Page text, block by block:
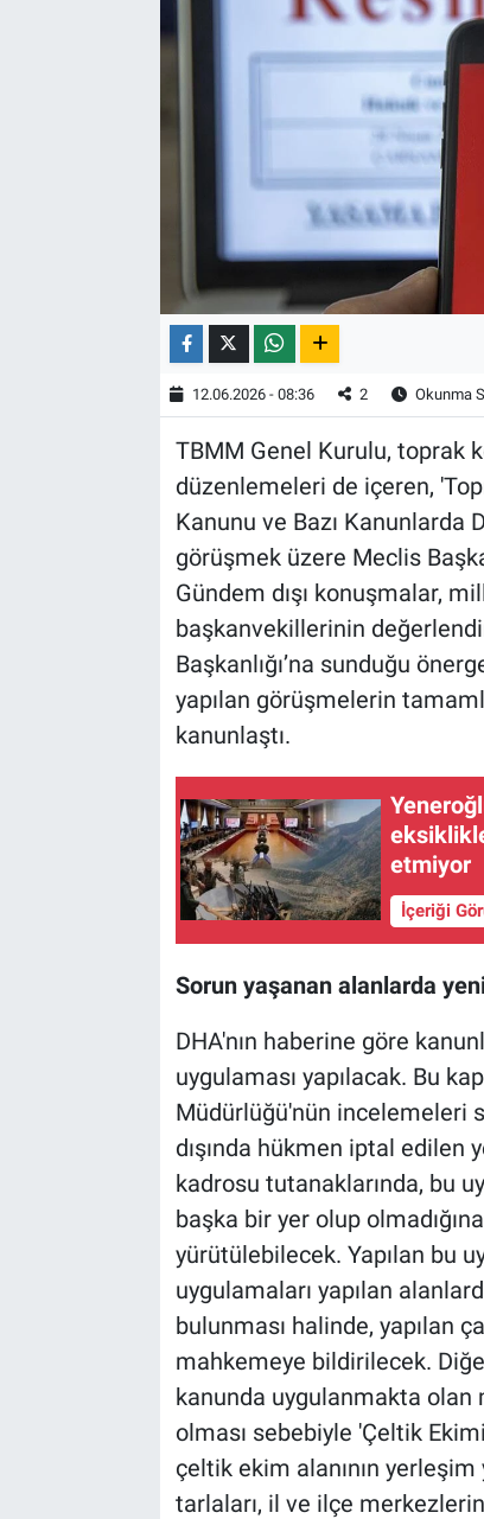
12.06.2026 - 08:36 2 Okunma
TBMM Genel Kurulu, toprak
düzenlemeleri de içeren,
Kanunu ve Bazı Kanunlarda
görüşmek üzere Meclis
Gündem dışı konuşmalar,
başkanvekillerinin
Başkanlığı’na sunduğu
yapılan görüşmelerin
kanunlaştı.
etmiyor
İçeriği
Sorun yaşanan alanlarda
DHA'nın haberine göre
uygulaması yapılacak. Bu
Müdürlüğü'nün incelemeleri
dışında hükmen iptal edilen
kadrosu tutanaklarında, bu
başka bir yer olup
yürütülebilecek. Yapılan bu
uygulamaları yapılan
bulunması halinde, yapılan
mahkemeye bildirilecek.
kanunda uygulanmakta olan
olması sebebiyle 'Çeltik
çeltik ekim alanının
tarlaları, il ve ilçe